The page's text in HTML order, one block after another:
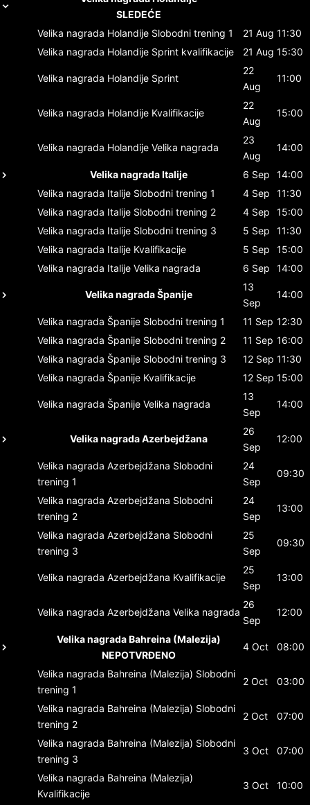
SLEDEĆE
Velika nagrada Holandije Slobodni trening 1 21 Aug 11:30
Velika nagrada Holandije Sprint kvalifikacije 21 Aug 15:30
Velika nagrada Holandije Sprint
22
Aug
11:00
Velika nagrada Holandije Kvalifikacije
22
Aug
15:00
Velika nagrada Holandije Velika nagrada
23
Aug
14:00
Velika nagrada Italije 6 Sep
14:00
Velika nagrada Italije Slobodni trening 1 4 Sep
11:30
Velika nagrada Italije Slobodni trening 2 4 Sep
15:00
Velika nagrada Italije Slobodni trening 3 5 Sep
11:30
Velika nagrada Italije Kvalifikacije 5 Sep
15:00
Velika nagrada Italije Velika nagrada 6 Sep 14:00
Velika nagrada Španije
13
Sep
14:00
Velika nagrada Španije Slobodni trening 1 11 Sep 12:30
Velika nagrada Španije Slobodni trening 2 11 Sep 16:00
Velika nagrada Španije Slobodni trening 3 12 Sep 11:30
Velika nagrada Španije Kvalifikacije 12 Sep 15:00
Velika nagrada Španije Velika nagrada
13
Sep
14:00
Velika nagrada Azerbejdžana
26
Sep
12:00
Velika nagrada Azerbejdžana Slobodni
trening 1
24
Sep
09:30
Velika nagrada Azerbejdžana Slobodni
trening 2
24
Sep
13:00
Velika nagrada Azerbejdžana Slobodni
trening 3
25
Sep
09:30
Velika nagrada Azerbejdžana Kvalifikacije
25
Sep
13:00
Velika nagrada Azerbejdžana Velika nagrada
26
Sep
12:00
Velika nagrada Bahreina (Malezija)
NEPOTVRĐENO
4 Oct 08:00
Velika nagrada Bahreina (Malezija) Slobodni
trening 1
2 Oct 03:00
Velika nagrada Bahreina (Malezija) Slobodni
trening 2
2 Oct 07:00
Velika nagrada Bahreina (Malezija) Slobodni
trening 3
3 Oct 07:00
Velika nagrada Bahreina (Malezija)
Kvalifikacije
3 Oct 10:00